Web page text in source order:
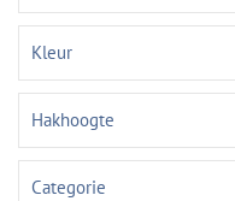
Kleur
Hakhoogte
Categorie